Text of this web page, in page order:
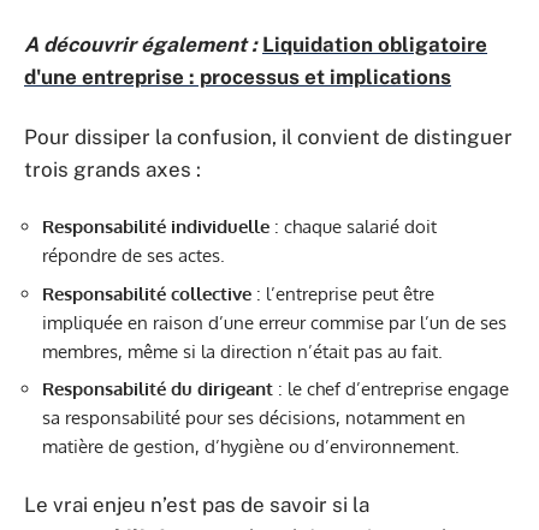
A découvrir également : Liquidation obligatoire
d'une entreprise : processus et implications
Pour dissiper la confusion, il convient de distinguer
trois grands axes :
Responsabilité individuelle : chaque salarié doit
répondre de ses actes.
Responsabilité collective : l’entreprise peut être
impliquée en raison d’une erreur commise par l’un de ses
membres, même si la direction n’était pas au fait.
Responsabilité du dirigeant : le chef d’entreprise engage
sa responsabilité pour ses décisions, notamment en
matière de gestion, d’hygiène ou d’environnement.
Le vrai enjeu n’est pas de savoir si la